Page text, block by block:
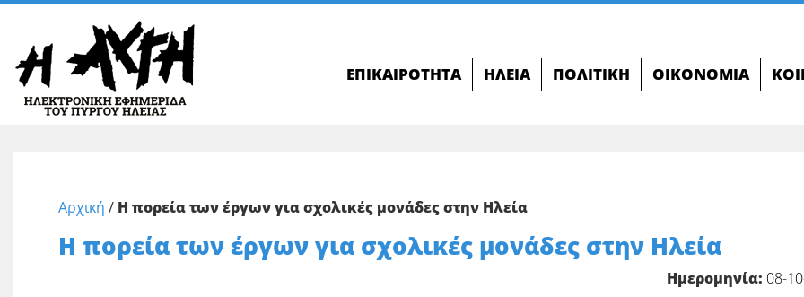
ΕΠΙΚΑΙΡΌΤΗΤΑ ΗΛΕΊΑ ΠΟΛΙΤΙΚΉ ΟΙΚΟΝΟΜΊΑ
Αρχική / Η πορεία των έργων για σχολικές μονάδες στην Ηλεία
Η πορεία των έργων για σχολικές μονάδες στην Ηλεία
Ημερομηνία: 08-